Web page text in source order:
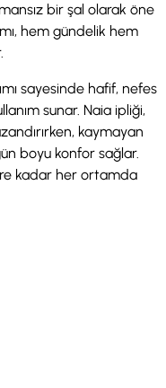
bir şal olarak öne
hem gündelik hem
sayesinde hafif, nefes
sunar. Naia ipliği,
kaymayan
boyu konfor sağlar.
kadar her ortamda